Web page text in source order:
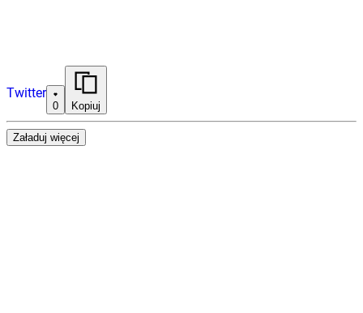
Twitter
0 Kopiuj
Załaduj więcej